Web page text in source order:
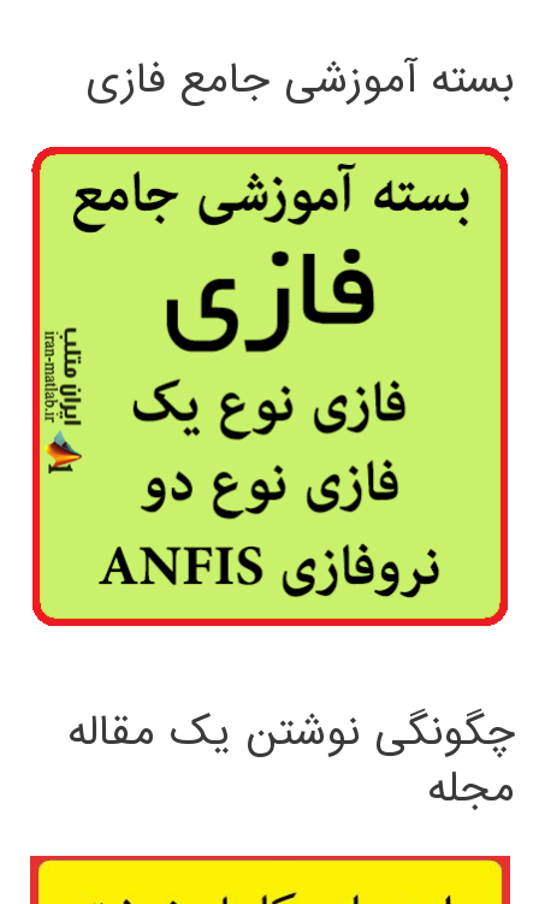
بسته آموزشی جامع فازی
چگونگی نوشتن یک مقاله
مجله